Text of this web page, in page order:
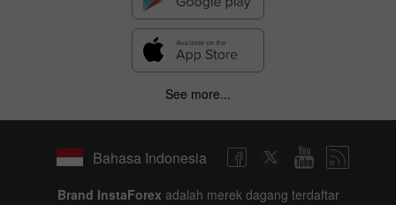
See more...
Bahasa Indonesia
Brand InstaForex adalah merek dagang terdaftar